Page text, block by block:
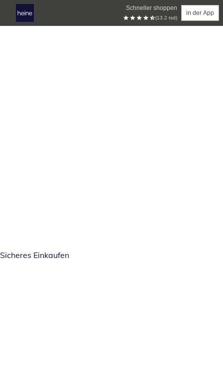
Schneller shoppen
(13.2 tsd)
in der App
Sicheres Einkaufen